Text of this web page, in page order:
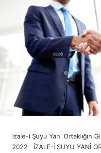
İzale-i Şuyu Yani Ortaklığın
2022 İZALE-İ ŞUYU YANİ